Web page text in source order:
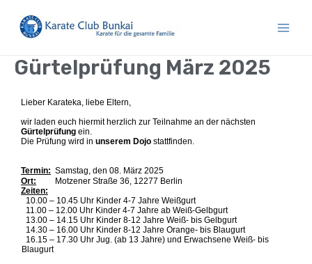
Inhalt
springen
Gürtelprüfung März 2025
Lieber Karateka, liebe Eltern,
wir laden euch hiermit herzlich zur Teilnahme an der nächsten
Gürtelprüfung ein.
Die Prüfung wird in unserem Dojo stattfinden.
Termin: Samstag, den 08. März 2025
Ort:
Motzener Straße 36, 12277 Berlin
Zeiten:
10.00 – 10.45 Uhr Kinder 4-7 Jahre Weißgurt
11.00 – 12.00 Uhr Kinder 4-7 Jahre ab Weiß-Gelbgurt
13.00 – 14.15 Uhr Kinder 8-12 Jahre Weiß- bis Gelbgurt
14.30 – 16.00 Uhr Kinder 8-12 Jahre Orange- bis Blaugurt
16.15 – 17.30 Uhr Jug. (ab 13 Jahre) und Erwachsene Weiß- bis
Blaugurt